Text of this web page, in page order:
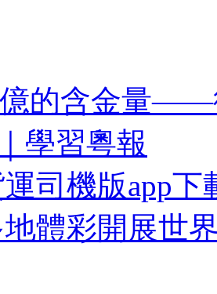
的含金量——
學習粵報
司機版app下
地體彩開展世